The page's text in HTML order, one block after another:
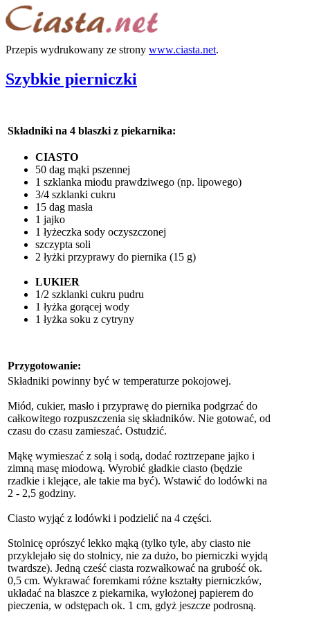
Przepis wydrukowany ze strony www.ciasta.net.
Szybkie pierniczki
Składniki na 4 blaszki z piekarnika:
CIASTO
50 dag mąki pszennej
1 szklanka miodu prawdziwego (np. lipowego)
3/4 szklanki cukru
15 dag masła
1 jajko
1 łyżeczka sody oczyszczonej
szczypta soli
2 łyżki przyprawy do piernika (15 g)
LUKIER
1/2 szklanki cukru pudru
1 łyżka gorącej wody
1 łyżka soku z cytryny
Przygotowanie:
Składniki powinny być w temperaturze pokojowej.
Miód, cukier, masło i przyprawę do piernika podgrzać do
całkowitego rozpuszczenia się składników. Nie gotować, od
czasu do czasu zamieszać. Ostudzić.
Mąkę wymieszać z solą i sodą, dodać roztrzepane jajko i
zimną masę miodową. Wyrobić gładkie ciasto (będzie
rzadkie i klejące, ale takie ma być). Wstawić do lodówki na
2 - 2,5 godziny.
Ciasto wyjąć z lodówki i podzielić na 4 części.
Stolnicę oprószyć lekko mąką (tylko tyle, aby ciasto nie
przyklejało się do stolnicy, nie za dużo, bo pierniczki wyjdą
twardsze). Jedną cześć ciasta rozwałkować na grubość ok.
0,5 cm. Wykrawać foremkami różne kształty pierniczków,
układać na blaszce z piekarnika, wyłożonej papierem do
pieczenia, w odstępach ok. 1 cm, gdyż jeszcze podrosną.